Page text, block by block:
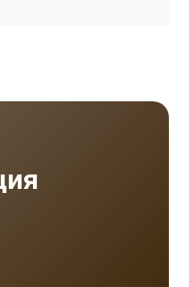
РФ;
содержит призыв к
ущемляет или
различные